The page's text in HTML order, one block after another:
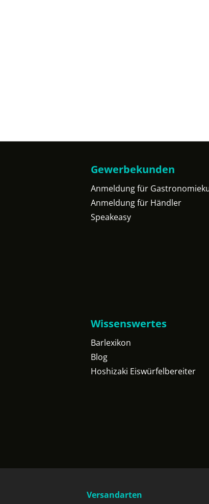
Gewerbekunden
Anmeldung für
Anmeldung für Händler
Speakeasy
Wissenswertes
Barlexikon
Blog
Hoshizaki Eiswürfelbereiter
Versandarten